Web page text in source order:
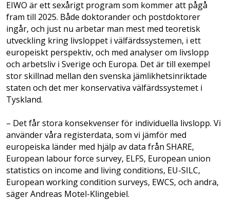
EIWO är ett sexårigt program som kommer att pågå
fram till 2025. Både doktorander och postdoktorer
ingår, och just nu arbetar man mest med teoretisk
utveckling kring livsloppet i välfärdssystemen, i ett
europeiskt perspektiv, och med analyser om livslopp
och arbetsliv i Sverige och Europa. Det är till exempel
stor skillnad mellan den svenska jämlikhetsinriktade
staten och det mer konservativa välfärdssystemet i
Tyskland.
– Det får stora konsekvenser för individuella livslopp. Vi
använder våra registerdata, som vi jämför med
europeiska länder med hjälp av data från SHARE,
European labour force survey, ELFS, European union
statistics on income and living conditions, EU-SILC,
European working condition surveys, EWCS, och andra,
säger Andreas Motel-Klingebiel.